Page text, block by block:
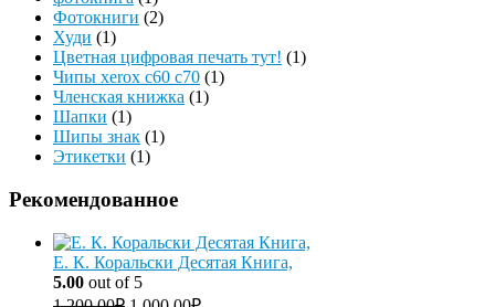
Фотокниги (2)
Худи (1)
Цветная цифровая печать тут! (1)
Чипы xerox c60 c70 (1)
Членская книжка (1)
Шапки (1)
Шипы знак (1)
Этикетки (1)
Рекомендованное
Е. К. Коральски Десятая Книга,
5.00 out of 5